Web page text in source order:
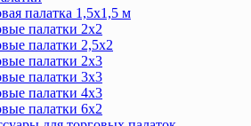
палатка 1,5х1,5 м
палатки 2х2
палатки 2,5х2
палатки 2х3
палатки 3х3
палатки 4х3
палатки 6х2